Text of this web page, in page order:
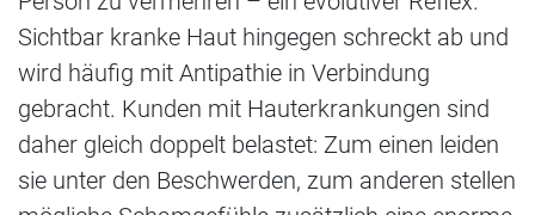
Sichtbar kranke Haut hingegen schreckt ab und
wird häufig mit Antipathie in Verbindung
gebracht. Kunden mit Hauterkrankungen sind
daher gleich doppelt belastet: Zum einen leiden
sie unter den Beschwerden, zum anderen stellen